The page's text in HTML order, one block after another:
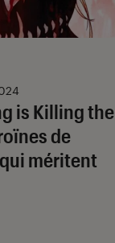
is Killing the
de
méritent